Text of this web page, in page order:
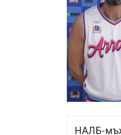
НАЛБ-